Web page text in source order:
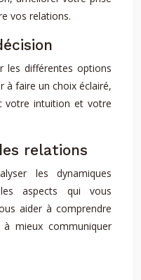
vos relations.
les différentes options
à faire un choix éclairé,
votre intuition et votre
relations
les dynamiques
aspects qui vous
aider à comprendre
mieux communiquer